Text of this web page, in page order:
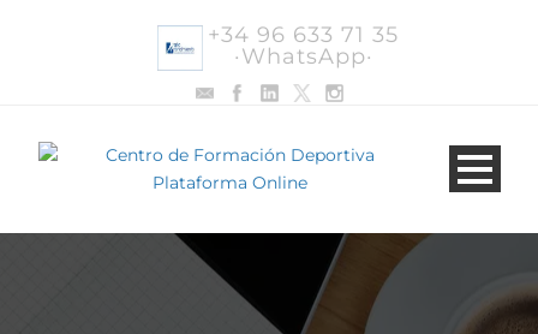
+34 96 633 71 35
·WhatsApp·